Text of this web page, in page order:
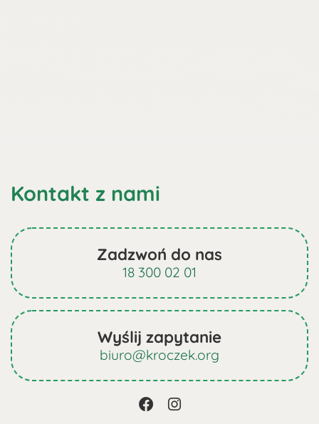
Kontakt z nami
Zadzwoń do nas
18 300 02 01
Wyślij zapytanie
biuro@kroczek.org